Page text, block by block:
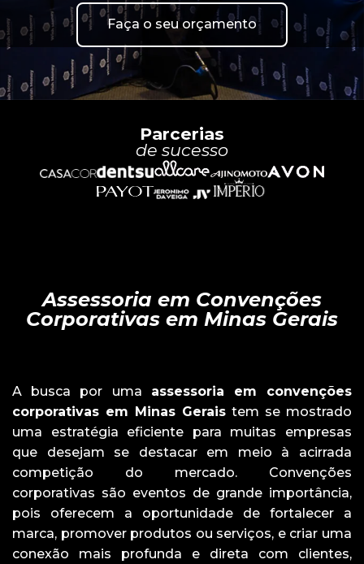
Faça o seu orçamento
Parcerias
de sucesso
Assessoria em Convenções
Corporativas em Minas Gerais
A busca por uma assessoria em convenções
corporativas em Minas Gerais tem se mostrado
uma estratégia eficiente para muitas empresas
que desejam se destacar em meio à acirrada
competição do mercado. Convenções
corporativas são eventos de grande importância,
pois oferecem a oportunidade de fortalecer a
marca, promover produtos ou serviços, e criar uma
conexão mais profunda e direta com clientes,